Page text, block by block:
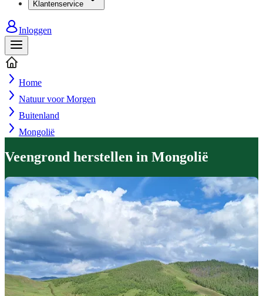
Klantenservice
Inloggen
Home
Natuur voor Morgen
Buitenland
Mongolië
Veengrond herstellen in Mongolië